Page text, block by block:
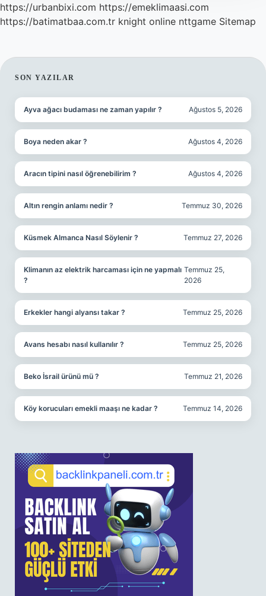
https://urbanbixi.com https://emeklimaasi.com
https://batimatbaa.com.tr knight online nttgame Sitemap
SIDEBAR
SON YAZILAR
Ayva ağacı budaması ne zaman yapılır ? Ağustos 5, 2026
Boya neden akar ? Ağustos 4, 2026
Aracın tipini nasıl öğrenebilirim ? Ağustos 4, 2026
Altın rengin anlamı nedir ? Temmuz 30, 2026
Küsmek Almanca Nasıl Söylenir ? Temmuz 27, 2026
Klimanın az elektrik harcaması için ne yapmalı
?
Temmuz 25,
2026
Erkekler hangi alyansı takar ? Temmuz 25, 2026
Avans hesabı nasıl kullanılır ? Temmuz 25, 2026
Beko İsrail ürünü mü ? Temmuz 21, 2026
Köy korucuları emekli maaşı ne kadar ? Temmuz 14, 2026